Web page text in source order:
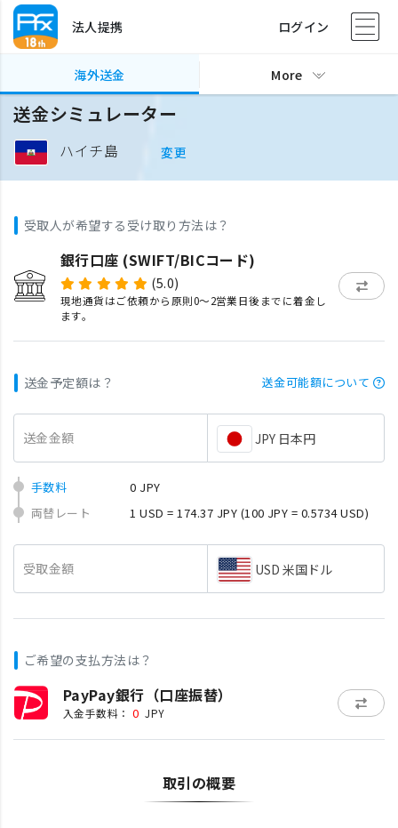
法人提携 ログイン
海外送金 More
送金シミュレーター
ハイチ島 変更
受取人が希望する受け取り方法は？
銀行口座 (SWIFT/BICコード)
(5.0)
現地通貨はご依頼から原則0〜2営業日後までに着金し
ます。
送金予定額は？ 送金可能額について
送金金額 JPY 日本円
手数料
0 JPY
両替レート
1 USD = 174.37 JPY (100 JPY = 0.5734 USD)
受取金額 USD 米国ドル
ご希望の支払方法は？
PayPay銀行（口座振替）
入金手数料： 0 JPY
取引の概要